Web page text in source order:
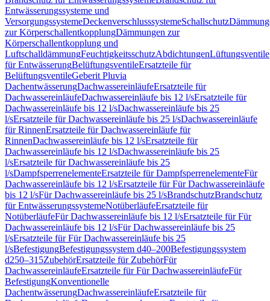
Entwässerungssysteme und
VersorgungssystemeDeckenverschlusssystemeSchallschutz
zur KörperschallentkopplungDämmungen zur
Körperschallentkopplung und
LuftschalldämmungFeuchtigkeitsschutzAbdichtungenLüftungsventile
für EntwässerungBelüftungsventileErsatzteile für
BelüftungsventileGeberit Pluvia
DachentwässerungDachwassereinläufeErsatzteile für
DachwassereinläufeDachwassereinläufe bis 12 l/sErsatzteile für
Dachwassereinläufe bis 12 l/sDachwassereinläufe bis 25
l/sErsatzteile für Dachwassereinläufe bis 25 l/sDachwassereinläufe
für RinnenErsatzteile für Dachwassereinläufe für
RinnenDachwassereinläufe bis 12 l/sErsatzteile für
Dachwassereinläufe bis 12 l/sDachwassereinläufe bis 25
l/sErsatzteile für Dachwassereinläufe bis 25
l/sDampfsperrenelementeErsatzteile für DampfsperrenelementeFür
Dachwassereinläufe bis 12 l/sErsatzteile für Für Dachwassereinläufe
bis 12 l/sFür Dachwassereinläufe bis 25 l/sBrandschutzBrandschutz
für EntwässerungssystemeNotüberläufeErsatzteile für
NotüberläufeFür Dachwassereinläufe bis 12 l/sErsatzteile für Für
Dachwassereinläufe bis 12 l/sFür Dachwassereinläufe bis 25
l/sErsatzteile für Für Dachwassereinläufe bis 25
l/sBefestigungBefestigungssystem d40–200Befestigungssystem
d250–315ZubehörErsatzteile für ZubehörFür
DachwassereinläufeErsatzteile für Für DachwassereinläufeFür
BefestigungKonventionelle
DachentwässerungDachwassereinläufeErsatzteile für